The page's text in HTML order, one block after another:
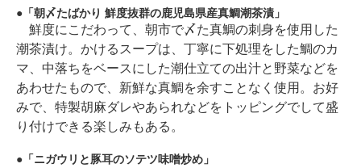
「朝〆たばかり 鮮度抜群の鹿児島県産真鯛潮茶漬」
鮮度にこだわって、朝市で〆た真鯛の刺身を使用した
潮茶漬け。かけるスープは、丁寧に下処理をした鯛のカ
マ、中落ちをベースにした潮仕立ての出汁と野菜などを
あわせたもので、新鮮な真鯛を余すことなく使用。お好
みで、特製胡麻ダレやあられなどをトッピングでして盛
り付けできる楽しみもある。
「ニガウリと豚耳のソテツ味噌炒め」